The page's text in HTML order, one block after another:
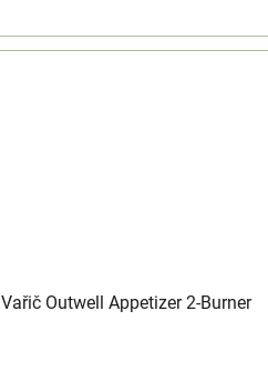
Vařič Outwell Appetizer 2-Burner